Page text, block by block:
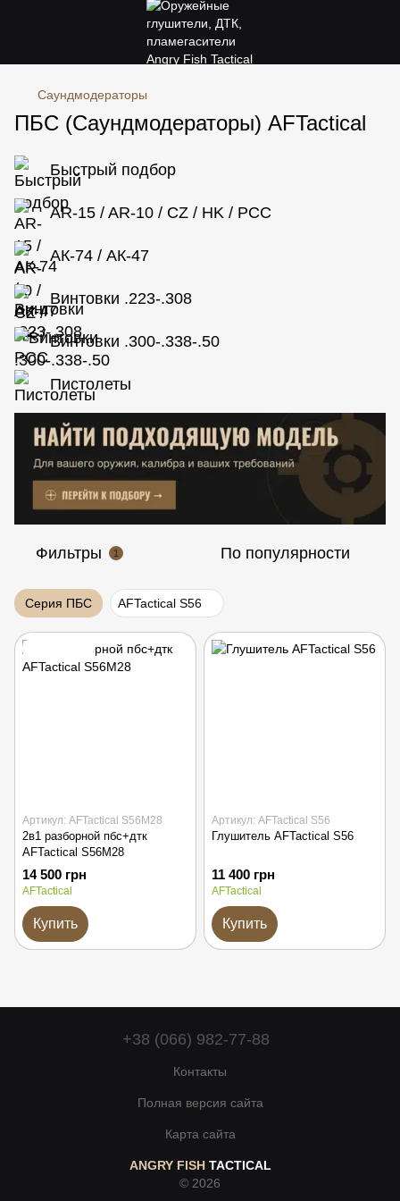
Саундмодераторы
ПБС (Саундмодераторы) AFTactical
Быстрый подбор
AR-15 / AR-10 / CZ / HK / PCC
АК-74 / АК-47
Винтовки .223-.308
Винтовки .300-.338-.50
Пистолеты
Фильтры 1 По популярности
Серия ПБС AFTactical S56
Артикул: AFTactical S56M28
2в1 разборной пбс+дтк
AFTactical S56M28
14 500 грн
AFTactical
Купить
Артикул: AFTactical S56
Глушитель AFTactical S56
11 400 грн
AFTactical
Купить
+38 (066) 982-77-88
Контакты
Полная версия сайта
Карта сайта
ANGRY FISH TACTICAL
© 2026